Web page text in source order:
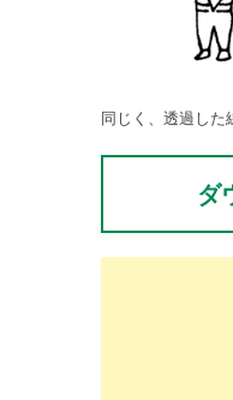
同じく、透過した
ダ